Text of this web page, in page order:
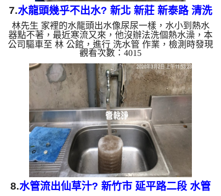
7.水龍頭幾乎不出水? 新北 新莊 新泰路 清洗
水管
林先生 家裡的水龍頭出水像尿尿一樣，水小到熱水
器點不著，最近寒流又來，他沒辦法洗個熱水澡，本
公司驅車至 林 公館，進行 洗水管 作業，檢測時發現
濾嘴都是異物，本公司架起 高周波水管清洗機，灌
入 檸檬酸水 至管路裡面，等了約15分，開啟 水管清
洗機 ，啟動 螺旋波 模式，一開始就洗出黃色髒水，
越洗就越髒，如下圖片影片，一個多小時後， 出水
量恢復正常，林先生能洗個熱水澡了!! 如是自來水，
如水管老化，會產生鐵鏽跟泥沙堆積，洗出來的水就
會是咖啡色，地下水含有氧化錳，管壁上會結成黑色
管垢，洗出來的...
觀看次數：4015
8.水管流出仙草汁? 新竹市 延平路二段 水管